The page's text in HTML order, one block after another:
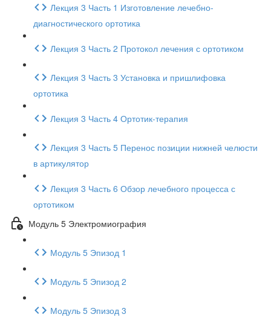
Лекция 3 Часть 1 Изготовление лечебно-
диагностического ортотика
Лекция 3 Часть 2 Протокол лечения с ортотиком
Лекция 3 Часть 3 Установка и пришлифовка
ортотика
Лекция 3 Часть 4 Ортотик-терапия
Лекция 3 Часть 5 Перенос позиции нижней челюсти
в артикулятор
Лекция 3 Часть 6 Обзор лечебного процесса с
ортотиком
Модуль 5 Электромиография
Модуль 5 Эпизод 1
Модуль 5 Эпизод 2
Модуль 5 Эпизод 3